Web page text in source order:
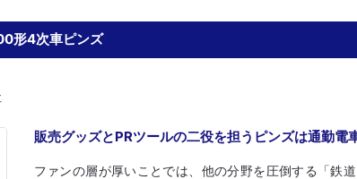
形4次車ピンズ
販売グッズとPRツールの二役を担うピンズは通勤電
ファンの層が厚いことでは、他の分野を圧倒する「鉄